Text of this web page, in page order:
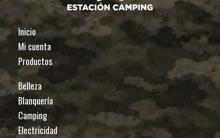
Inicio
Mi cuenta
Productos
Belleza
Blanquería
Camping
Electricidad